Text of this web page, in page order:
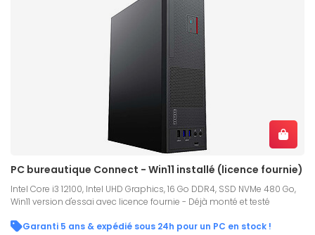
PC bureautique Connect - Win11 installé (licence fournie)
Intel Core i3 12100, Intel UHD Graphics, 16 Go DDR4, SSD NVMe 480 Go,
Win11 version d'essai avec licence fournie - Déjà monté et testé
Garanti 5 ans & expédié sous 24h pour un PC en stock !